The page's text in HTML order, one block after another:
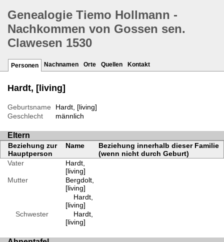
Genealogie Tiemo Hollmann -
Nachkommen von Gossen sen.
Clawesen 1530
Personen Nachnamen Orte Quellen Kontakt
Hardt, [living]
Geburtsname
Hardt, [living]
Geschlecht
männlich
Eltern
Beziehung zur
Hauptperson
Name
Beziehung innerhalb dieser Familie
(wenn nicht durch Geburt)
Vater
Hardt,
[living]
Mutter
Bergdolt,
[living]
Hardt,
[living]
Schwester
Hardt,
[living]